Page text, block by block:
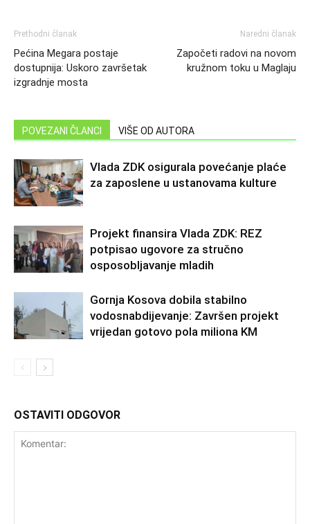
Prethodni članak
Pećina Megara postaje
dostupnija: Uskoro završetak
izgradnje mosta
Naredni članak
Započeti radovi na novom
kružnom toku u Maglaju
POVEZANI ČLANCI VIŠE OD AUTORA
Vlada ZDK osigurala povećanje plaće
za zaposlene u ustanovama kulture
Projekt finansira Vlada ZDK: REZ
potpisao ugovore za stručno
osposobljavanje mladih
Gornja Kosova dobila stabilno
vodosnabdijevanje: Završen projekt
vrijedan gotovo pola miliona KM
OSTAVITI ODGOVOR